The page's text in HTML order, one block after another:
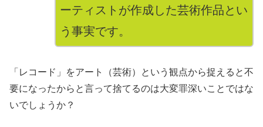
ーティストが作成した芸術作品とい
う事実です。
「レコード」をアート（芸術）という観点から捉えると不
要になったからと言って捨てるのは大変罪深いことではな
いでしょうか？